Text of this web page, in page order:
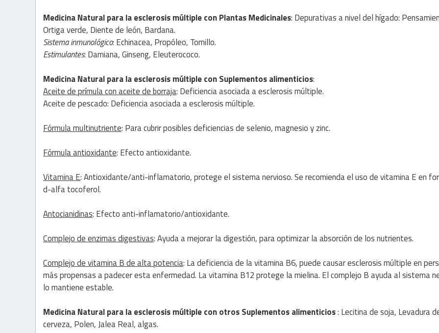
Medicina Natural para la esclerosis múltipleconPlantas Medicinales: Depurativas a nivel del hígado:
Ortiga verde, Diente de león, Bardana.
Sistema inmunológico: Echinacea, Propóleo, Tomillo.
Estimulantes: Damiana, Ginseng, Eleuterococo.
Medicina Natural para la esclerosis múltipleconSuplementos alimenticios:
Aceite de prímula con aceite de borraja: Deficiencia asociada a esclerosis múltiple.
Aceite de pescado: Deficiencia asociada a esclerosis múltiple.
Fórmula multinutriente: Para cubrir posibles deficiencias de selenio, magnesio y zinc.
Fórmula antioxidante: Efecto antioxidante.
Vitamina E: Antioxidante/anti-inflamatorio, protege el sistema nervioso. Se recomienda el uso de vitamina E en
d-alfa tocoferol.
Antocianidinas: Efecto anti-inflamatorio/antioxidante.
Complejo de enzimas digestivas: Ayuda a mejorar la digestión, para optimizar la absorción de los nutrientes.
Complejo de vitamina B de alta potencia: La deficiencia de la vitamina B6, puede causar esclerosis múltiple en
más propensas a padecer esta enfermedad. La vitamina B12 protege la mielina. El complejo B ayuda al sistema
lo mantiene estable.
Medicina Natural para la esclerosis múltipleconotros Suplementos alimenticios: Lecitina de soja, Levadura
cerveza, Polen, Jalea Real, algas.